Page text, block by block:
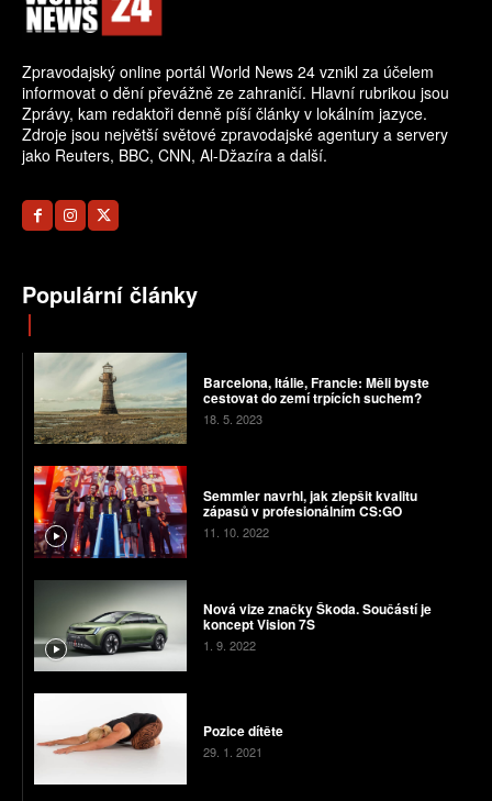
Zpravodajský online portál World News 24 vznikl za účelem
informovat o dění převážně ze zahraničí. Hlavní rubrikou jsou
Zprávy, kam redaktoři denně píší články v lokálním jazyce.
Zdroje jsou největší světové zpravodajské agentury a servery
jako Reuters, BBC, CNN, Al-Džazíra a další.
Populární články
Barcelona, Itálie, Francie: Měli byste
cestovat do zemí trpících suchem?
18. 5. 2023
Semmler navrhl, jak zlepšit kvalitu
zápasů v profesionálním CS:GO
11. 10. 2022
Nová vize značky Škoda. Součástí je
koncept Vision 7S
1. 9. 2022
Pozice dítěte
29. 1. 2021